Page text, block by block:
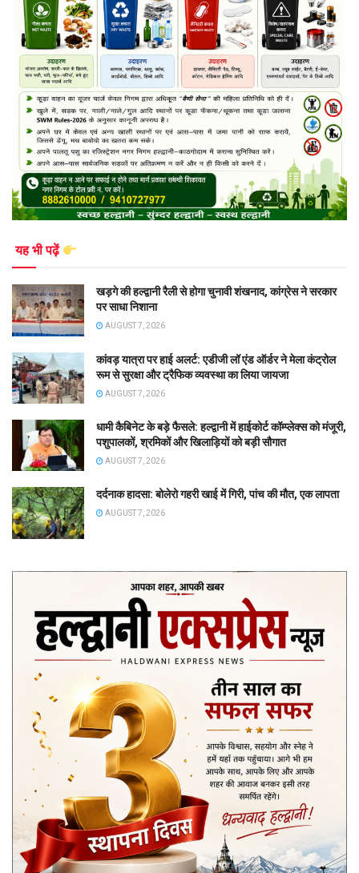
यह भी पढ़ें
खड़गे की हल्द्वानी रैली से होगा चुनावी शंखनाद, कांग्रेस ने सरकार
पर साधा निशाना
AUGUST 7, 2026
कांवड़ यात्रा पर हाई अलर्ट: एडीजी लॉ एंड ऑर्डर ने मेला कंट्रोल
रूम से सुरक्षा और ट्रैफिक व्यवस्था का लिया जायजा
AUGUST 7, 2026
धामी कैबिनेट के बड़े फैसले: हल्द्वानी में हाईकोर्ट कॉम्प्लेक्स को मंजूरी,
पशुपालकों, श्रमिकों और खिलाड़ियों को बड़ी सौगात
AUGUST 7, 2026
दर्दनाक हादसा: बोलेरो गहरी खाई में गिरी, पांच की मौत, एक लापता
AUGUST 7, 2026